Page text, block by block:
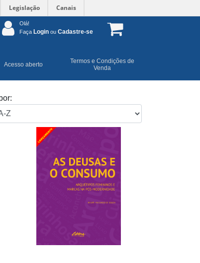
Legislação Canais
Olá!
Faça Login ou Cadastre-se
Acesso aberto
Termos e Condições de
Venda